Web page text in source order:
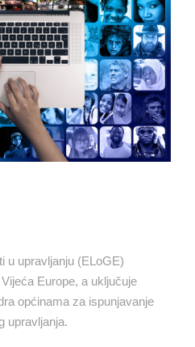
u upravljanju (ELoGE)
Europe, a uključuje
općinama za ispunjavanje
upravljanja.